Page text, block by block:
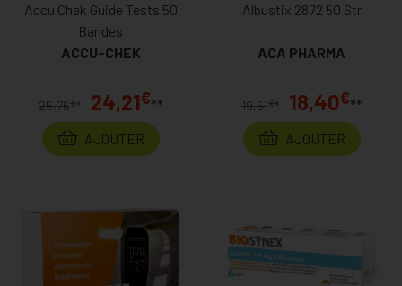
Accu Chek Guide Tests 50
Bandes
ACCU-CHEK
25,76€ * 24,21€**
AJOUTER
Albustix 2872 50 Str
ACA PHARMA
19,51€ * 18,40€**
AJOUTER